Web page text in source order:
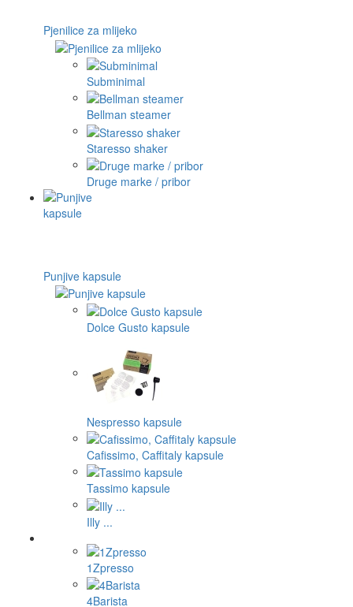
Pjenilice za mlijeko
Subminimal
Bellman steamer
Staresso shaker
Druge marke / pribor
Punjive kapsule
Dolce Gusto kapsule
Nespresso kapsule
Cafissimo, Caffitaly kapsule
Tassimo kapsule
Illy ...
1Zpresso
4Barista